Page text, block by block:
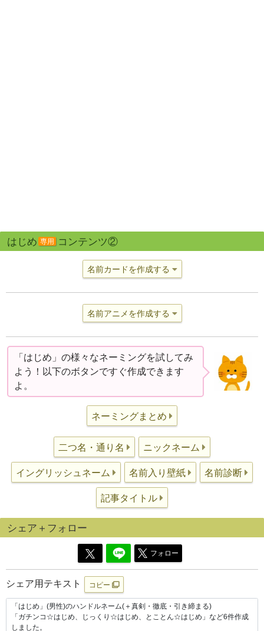
はじめ 専用 コンテンツ②
名前カードを作成する
名前アニメを作成する
「はじめ」の様々なネーミングを試してみ
よう！以下のボタンですぐ作成できます
よ。
ネーミングまとめ
二つ名・通り名 ニックネーム
イングリッシュネーム 名前入り壁紙 名前診断
記事タイトル
シェア＋フォロー
フォロー
シェア用テキスト コピー